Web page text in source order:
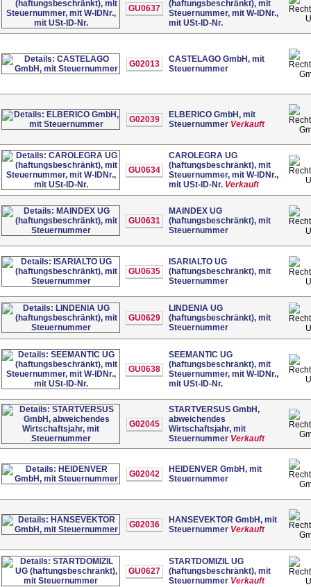
GU0637
(haftungsbeschränkt), mit
Steuernummer, mit W-IDNr.,
mit USt-ID-Nr.
G02013
CASTELAGO GmbH, mit
Steuernummer
G02039
ELBERICO GmbH, mit
Steuernummer Verkauft
GU0634
CAROLEGRA UG
(haftungsbeschränkt), mit
Steuernummer, mit W-IDNr.,
mit USt-ID-Nr. Verkauft
GU0631
MAINDEX UG
(haftungsbeschränkt), mit
Steuernummer
GU0635
ISARIALTO UG
(haftungsbeschränkt), mit
Steuernummer
GU0629
LINDENIA UG
(haftungsbeschränkt), mit
Steuernummer
GU0638
SEEMANTIC UG
(haftungsbeschränkt), mit
Steuernummer, mit W-IDNr.,
mit USt-ID-Nr.
G02045
STARTVERSUS GmbH,
abweichendes
Wirtschaftsjahr, mit
Steuernummer Verkauft
G02042
HEIDENVER GmbH, mit
Steuernummer
G02036
HANSEVEKTOR GmbH, mit
Steuernummer Verkauft
GU0627
STARTDOMIZIL UG
(haftungsbeschränkt), mit
Steuernummer Verkauft